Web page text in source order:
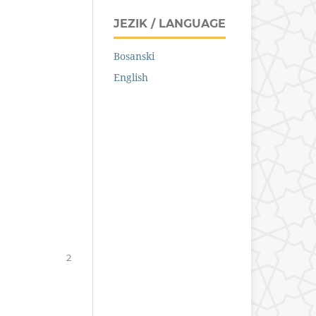
2
JEZIK / LANGUAGE
Bosanski
English